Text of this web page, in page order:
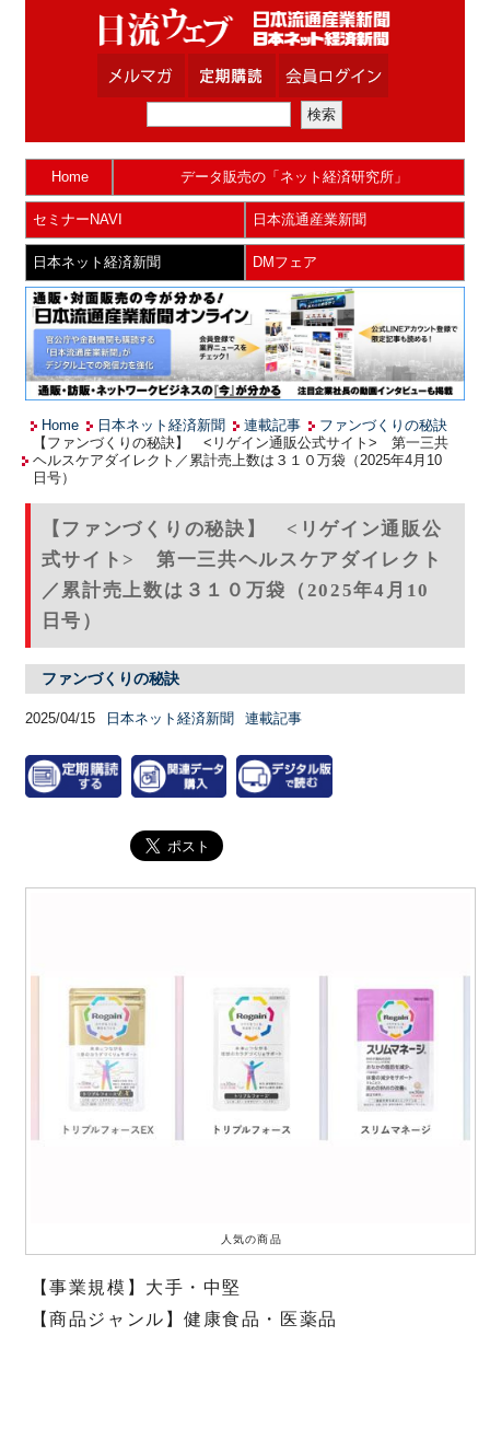
Home データ販売の「ネット経済研究所」
セミナーNAVI 日本流通産業新聞
日本ネット経済新聞 DMフェア
Home 日本ネット経済新聞 連載記事
ファンづくりの秘訣
【ファンづくりの秘訣】 <リゲイン通販公式サイト> 第一三共
ヘルスケアダイレクト／累計売上数は３１０万袋（2025年4月10
日号）
【ファンづくりの秘訣】 <リゲイン通販公
式サイト> 第一三共ヘルスケアダイレクト
／累計売上数は３１０万袋（2025年4月10
日号）
ファンづくりの秘訣
2025/04/15 日本ネット経済新聞 連載記事
人気の商品
【事業規模】大手・中堅
【商品ジャンル】健康食品・医薬品